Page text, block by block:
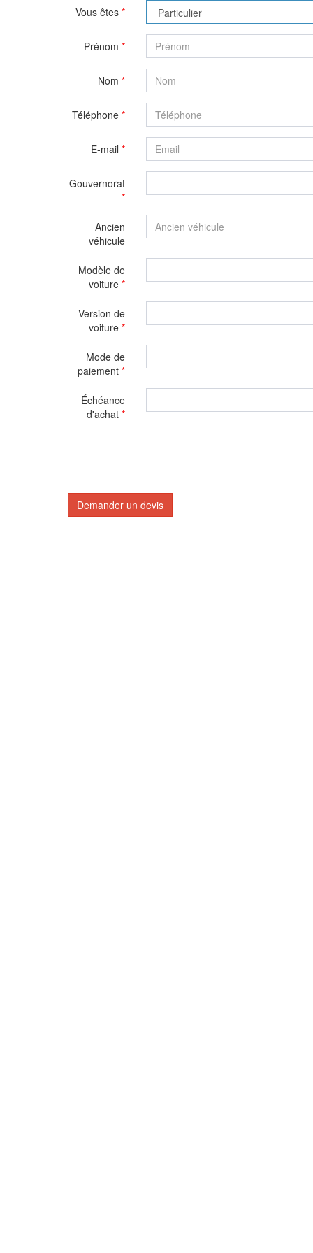
Vous êtes*
Prénom *
Nom *
Téléphone*
E-mail *
Gouvernorat
*
Ancien
véhicule
Modèle de
voiture*
Version de
voiture*
Mode de
paiement*
Échéance
d'achat*
Demander un devis